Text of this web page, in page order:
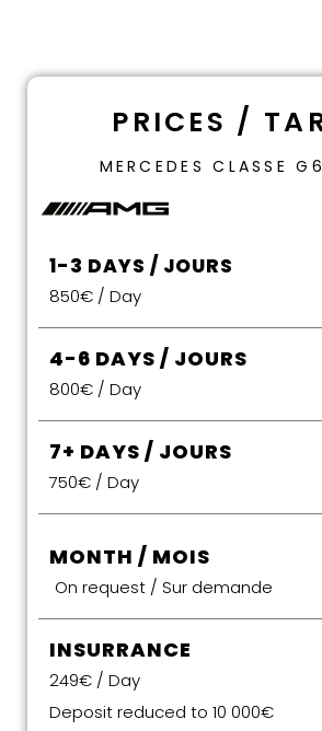
PRICES /
MERCEDES CLASSE
1-3 DAYS / JOURS
850€ / Day
4-6 DAYS / JOURS
800€ / Day
7+ DAYS / JOURS
750€ / Day
MONTH / MOIS
On request / Sur demande
INSURRANCE
249€ / Day
Deposit reduced to 10 000€